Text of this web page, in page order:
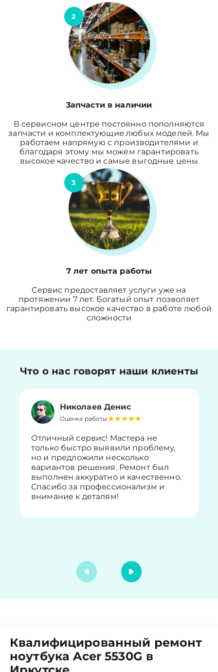
2
3апчасти в наличии
В сервисном центре постоянно пополняются
запчасти и комплектующие любых моделей. Мы
работаем напрямую с производителями и
благодаря этому мы можем гарантировать
высокое качество и самые выгодные цены
3
7 лет опыта работы
Сервис предоставляет услуги уже на
протяжении 7 лет. Богатый опыт позволяет
гарантировать высокое качество в работе любой
сложности
Что о нас говорят наши клиенты
Николаев Денис
Оценка работы
Отличный сервис! Мастера не
только быстро выявили проблему,
но и предложили несколько
вариантов решения. Ремонт был
выполнен аккуратно и качественно.
Спасибо за профессионализм и
внимание к деталям!
Квалифицированный ремонт
ноутбука Acer 5530G в